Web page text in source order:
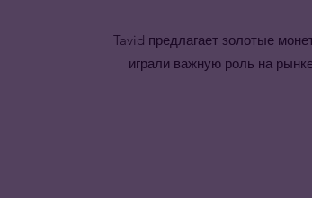
Tavid предлагает золотые
играли важную роль на